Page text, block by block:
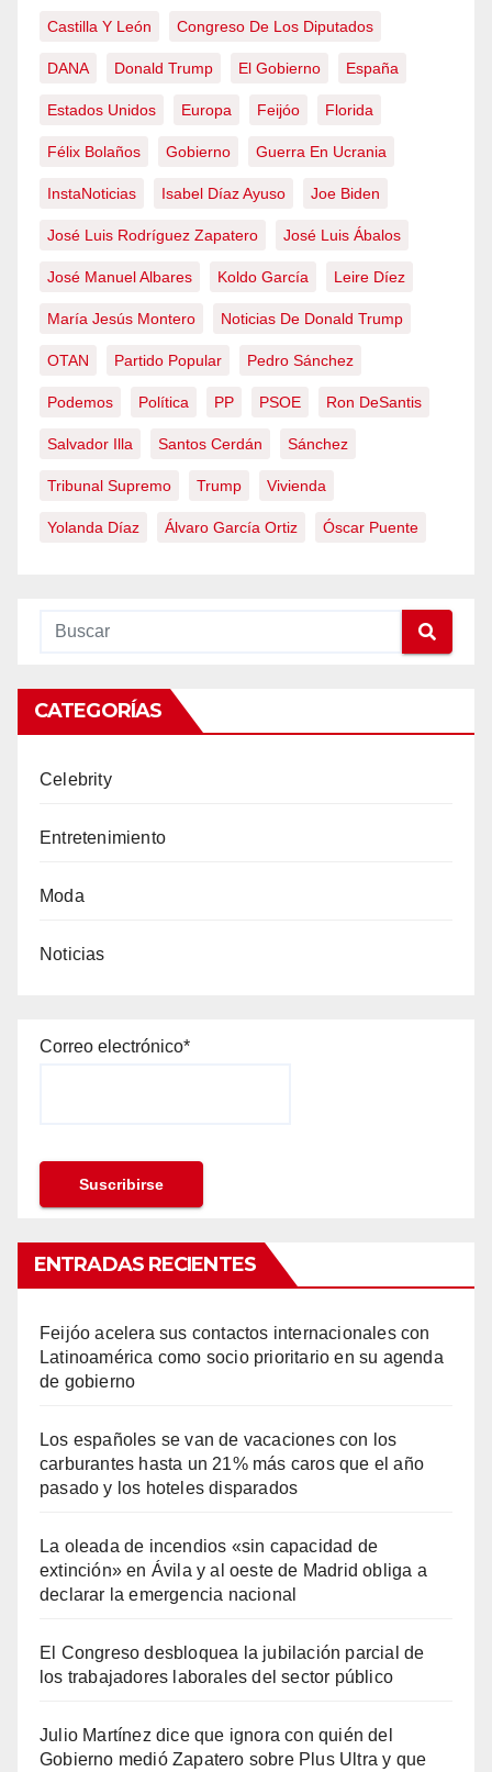
Castilla Y León Congreso De Los Diputados
DANA Donald Trump El Gobierno España
Estados Unidos Europa Feijóo Florida
Félix Bolaños Gobierno Guerra En Ucrania
InstaNoticias Isabel Díaz Ayuso Joe Biden
José Luis Rodríguez Zapatero José Luis Ábalos
José Manuel Albares Koldo García Leire Díez
María Jesús Montero Noticias De Donald Trump
OTAN Partido Popular Pedro Sánchez
Podemos Política PP PSOE Ron DeSantis
Salvador Illa Santos Cerdán Sánchez
Tribunal Supremo Trump Vivienda
Yolanda Díaz Álvaro García Ortiz Óscar Puente
CATEGORÍAS
Celebrity
Entretenimiento
Moda
Noticias
Correo electrónico*
ENTRADAS RECIENTES
Feijóo acelera sus contactos internacionales con
Latinoamérica como socio prioritario en su agenda
de gobierno
Los españoles se van de vacaciones con los
carburantes hasta un 21% más caros que el año
pasado y los hoteles disparados
La oleada de incendios «sin capacidad de
extinción» en Ávila y al oeste de Madrid obliga a
declarar la emergencia nacional
El Congreso desbloquea la jubilación parcial de
los trabajadores laborales del sector público
Julio Martínez dice que ignora con quién del
Gobierno medió Zapatero sobre Plus Ultra y que